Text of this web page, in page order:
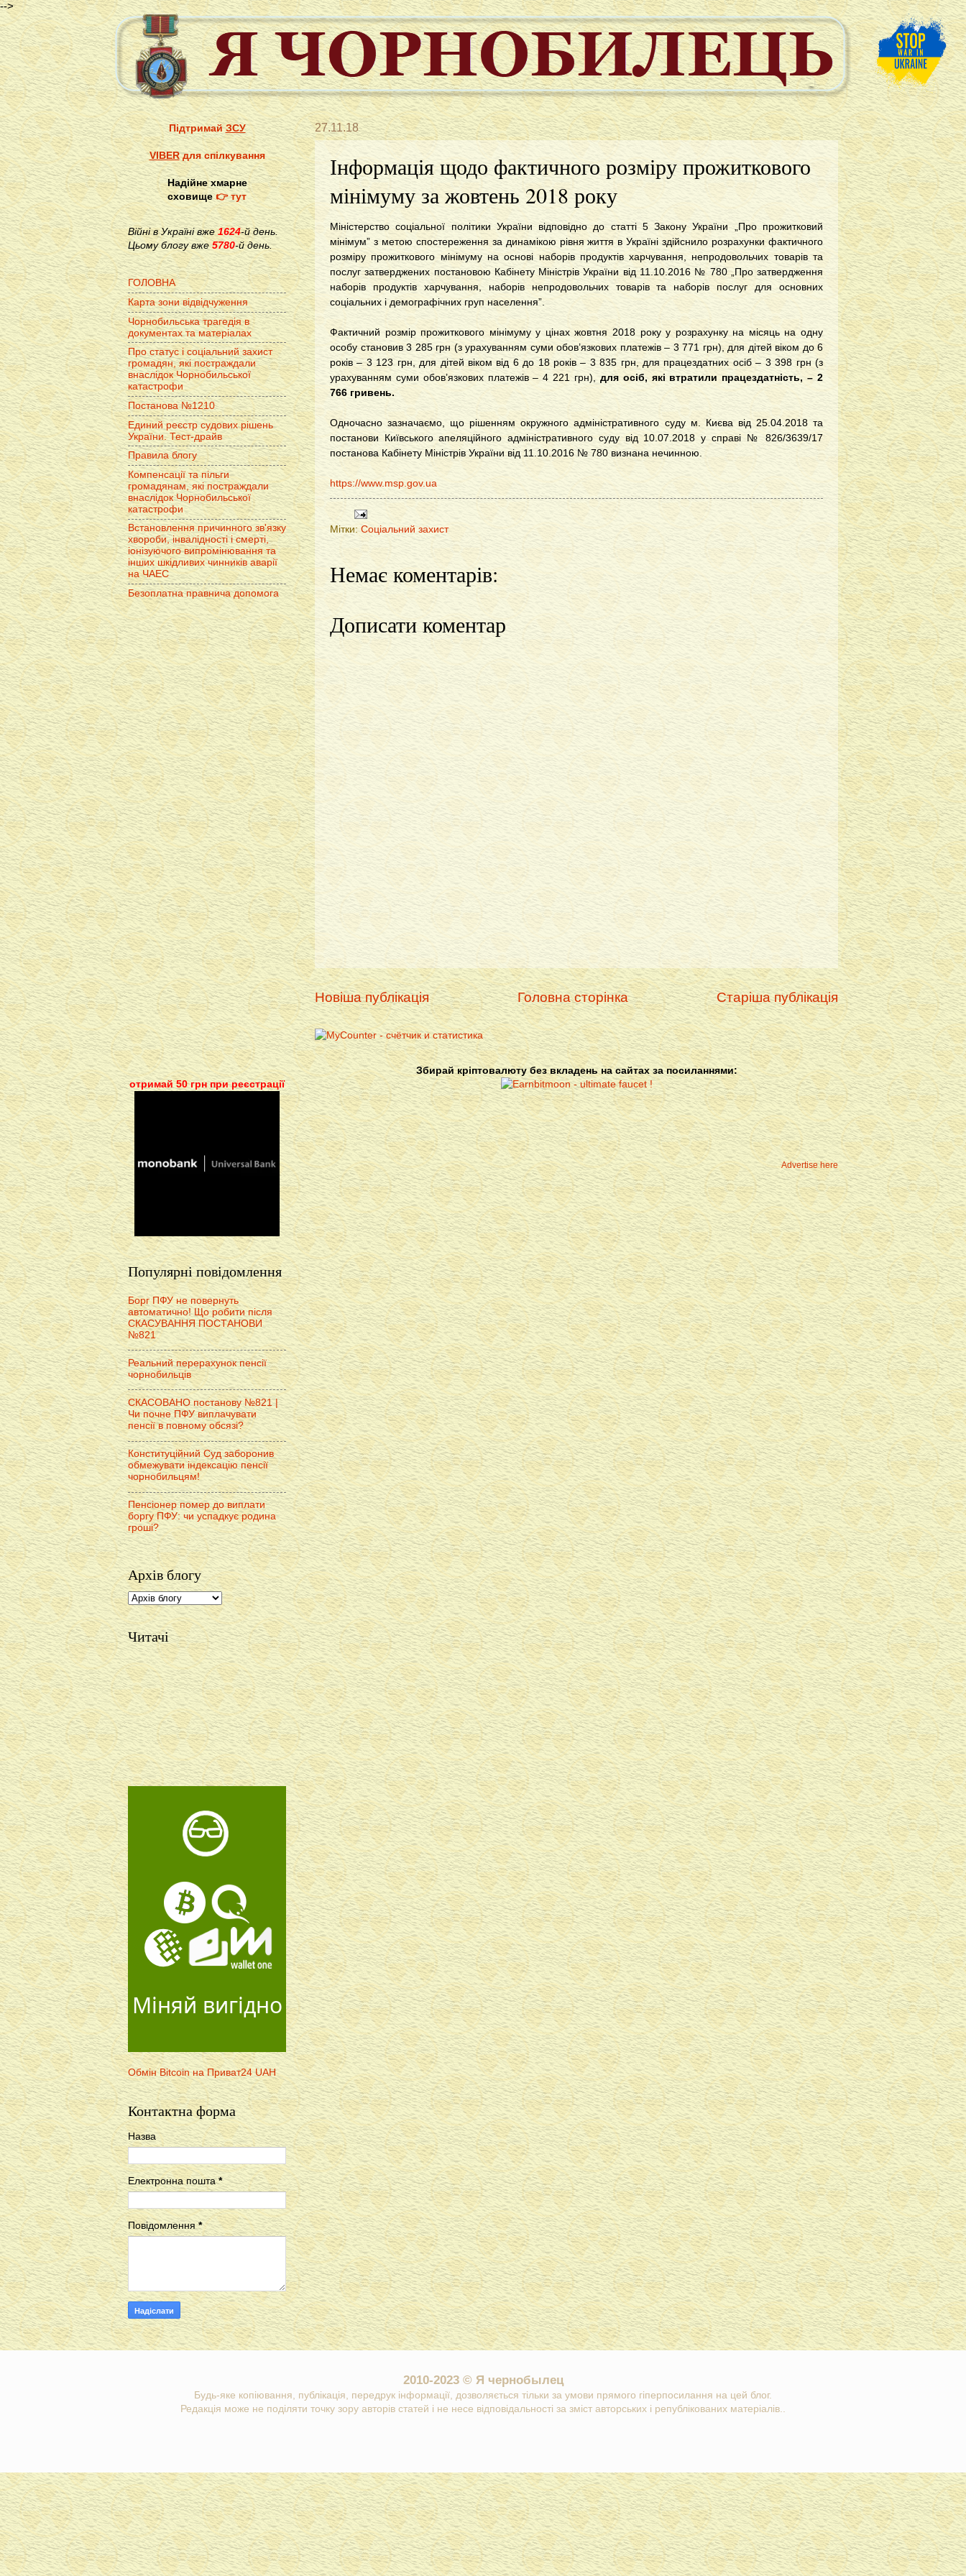
-->
27.11.18
Інформація щодо фактичного розміру прожиткового
мінімуму за жовтень 2018 року
Міністерство соціальної політики України відповідно до статті 5 Закону України „Про прожитковий
мінімум” з метою спостереження за динамікою рівня життя в Україні здійснило розрахунки фактичного
розміру прожиткового мінімуму на основі наборів продуктів харчування, непродовольчих товарів та
послуг затверджених постановою Кабінету Міністрів України від 11.10.2016 № 780 „Про затвердження
наборів продуктів харчування, наборів непродовольчих товарів та наборів послуг для основних
соціальних і демографічних груп населення”.
Фактичний розмір прожиткового мінімуму у цінах жовтня 2018 року у розрахунку на місяць на одну
особу становив 3 285 грн (з урахуванням суми обов’язкових платежів – 3 771 грн), для дітей віком до 6
років – 3 123 грн, для дітей віком від 6 до 18 років – 3 835 грн, для працездатних осіб – 3 398 грн (з
урахуванням суми обов’язкових платежів – 4 221 грн), для осіб, які втратили працездатність, – 2
766 гривень.
Одночасно зазначаємо, що рішенням окружного адміністративного суду м. Києва від 25.04.2018 та
постанови Київського апеляційного адміністративного суду від 10.07.2018 у справі № 826/3639/17
постанова Кабінету Міністрів України від 11.10.2016 № 780 визнана нечинною.
https://www.msp.gov.ua
Мітки: Соціальний захист
Немає коментарів:
Дописати коментар
Новіша публікація Старіша публікація
Головна сторінка
Збирай кріптовалюту без вкладень на сайтах за посиланнями:
Advertise here
ПідтримайЗСУ
VIBERдля спілкування
Надійне хмарне
сховище👉 тут
Війні в Україні вже1624-й день.
Цьому блогу вже 5780-й день.
ГОЛОВНА
Карта зони відвідчуження
Чорнобильська трагедія в
документах та матеріалах
Про статус і соціальний захист
громадян, які постраждали
внаслідок Чорнобильської
катастрофи
Постанова №1210
Единий реєстр судових рішень
України. Тест-драйв
Правила блогу
Компенсації та пільги
громадянам, які постраждали
внаслідок Чорнобильської
катастрофи
Встановлення причинного зв'язку
хвороби, інвалідності і смерті,
іонізуючого випромінювання та
інших шкідливих чинників аварії
на ЧАЕС
Безоплатна правнича допомога
отримай 50 грн при реєстрації
Популярні повідомлення
Борг ПФУ не повернуть
автоматично! Що робити після
СКАСУВАННЯ ПОСТАНОВИ
№821
Реальний перерахунок пенсії
чорнобильців
СКАСОВАНО постанову №821 |
Чи почне ПФУ виплачувати
пенсії в повному обсязі?
Конституційний Суд заборонив
обмежувати індексацію пенсії
чорнобильцям!
Пенсіонер помер до виплати
боргу ПФУ: чи успадкує родина
гроші?
Архів блогу
Читачі
Міняй вигідно
Обмін Bitcoin на Приват24 UAH
Контактна форма
Назва
Електронна пошта*
Повідомлення*
2010-2023 © Я чернобылец
Будь-яке копіювання, публікація, передрук інформації, дозволяється тільки за умови прямого гіперпосилання на цей блог.
Редакція може не поділяти точку зору авторів статей і не несе відповідальності за зміст авторських і републікованих матеріалів..